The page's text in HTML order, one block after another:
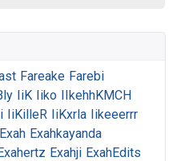
Fareake Farebi
IiK Iiko IIkehhKMCH
IiKilleR IiKxrla Iikeeerrr
Exah Exahkayanda
Exahji ExahEdits